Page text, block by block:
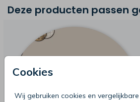
Cookies
Wij gebruiken cookies en
Deze producten passen